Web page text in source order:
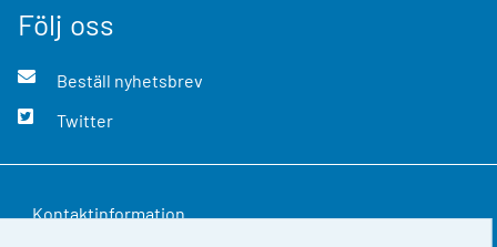
Följ oss
Beställ nyhetsbrev
Twitter
Kontaktinformation